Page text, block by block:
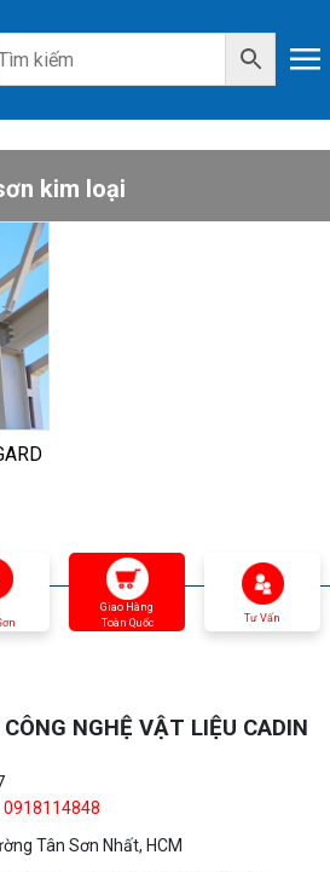
kim loại
Giao Hàng
Toàn Quốc
Tư Vấn
NGHỆ VẬT LIỆU CADIN
0918114848
Tân Sơn Nhất, HCM